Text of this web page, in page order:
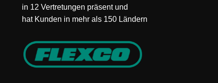
in 12 Vertretungen präsent und
hat Kunden in mehr als 150 Ländern